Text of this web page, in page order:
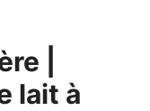
|
lait à